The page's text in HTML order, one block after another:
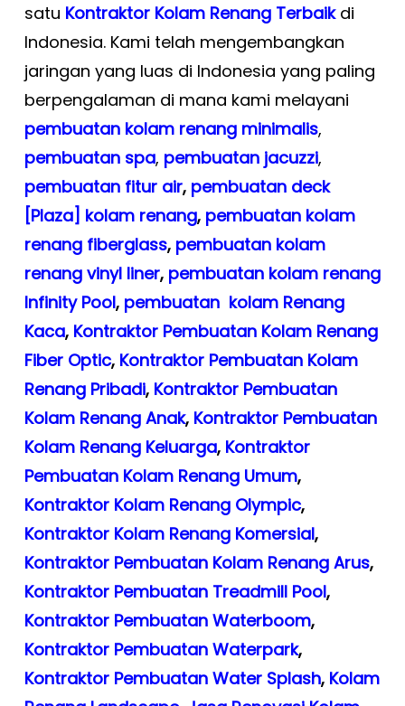
satu Kontraktor Kolam Renang Terbaik di
Indonesia. Kami telah mengembangkan
jaringan yang luas di Indonesia yang paling
berpengalaman di mana kami melayani
pembuatan kolam renang minimalis,
pembuatan spa, pembuatan jacuzzi,
pembuatan fitur air, pembuatan deck
[Plaza] kolam renang, pembuatan kolam
renang fiberglass, pembuatan kolam
renang vinyl liner, pembuatan kolam renang
Infinity Pool, pembuatan kolam Renang
Kaca, Kontraktor Pembuatan Kolam Renang
Fiber Optic, Kontraktor Pembuatan Kolam
Renang Pribadi, Kontraktor Pembuatan
Kolam Renang Anak, Kontraktor Pembuatan
Kolam Renang Keluarga, Kontraktor
Pembuatan Kolam Renang Umum,
Kontraktor Kolam Renang Olympic,
Kontraktor Kolam Renang Komersial,
Kontraktor Pembuatan Kolam Renang Arus,
Kontraktor Pembuatan Treadmill Pool,
Kontraktor Pembuatan Waterboom,
Kontraktor Pembuatan Waterpark,
Kontraktor Pembuatan Water Splash, Kolam